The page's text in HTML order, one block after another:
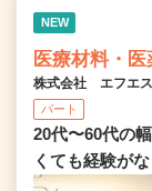
NEW
医療材料・
株式会社 エフエ
パート
20代〜60代の
くても経験が